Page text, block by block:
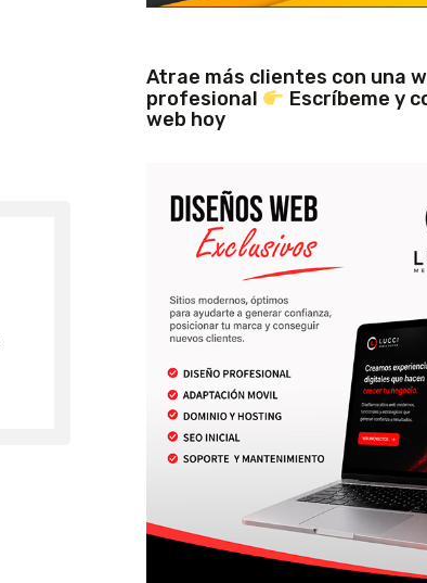
Atrae más clientes con una
profesional
Escríbeme y
web hoy